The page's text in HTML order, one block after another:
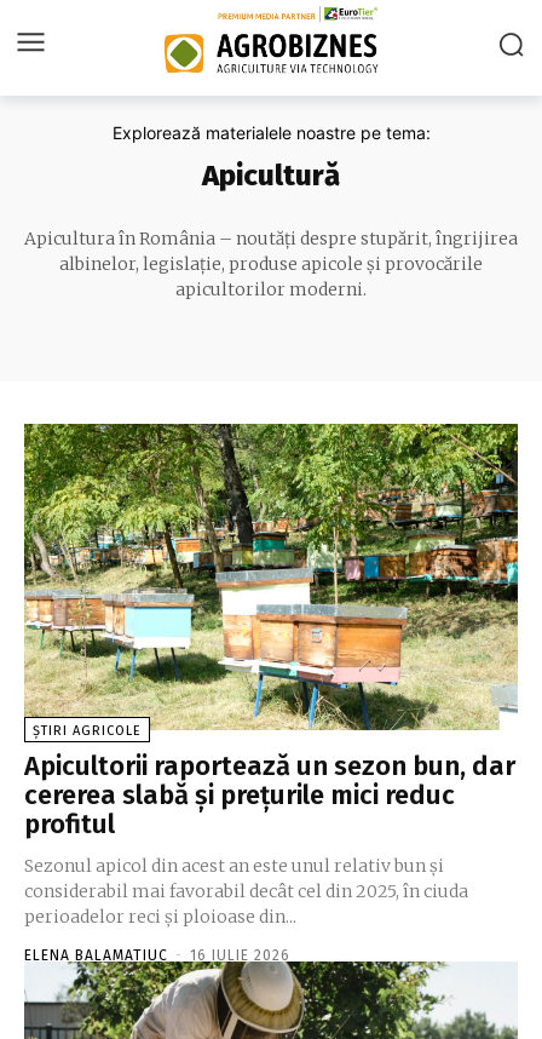
Explorează materialele noastre pe tema:
Apicultură
Apicultura în România – noutăți despre stupărit, îngrijirea
albinelor, legislație, produse apicole și provocările
apicultorilor moderni.
ȘTIRI AGRICOLE
Apicultorii raportează un sezon bun, dar
cererea slabă și prețurile mici reduc
profitul
Sezonul apicol din acest an este unul relativ bun și
considerabil mai favorabil decât cel din 2025, în ciuda
perioadelor reci și ploioase din...
ELENA BALAMATIUC - 16 IULIE 2026